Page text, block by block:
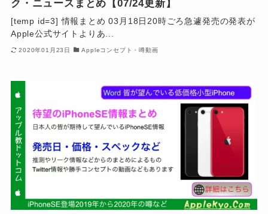
ク・ニュースまとめ【07/24更新】
[temp id=3] 情報まとめ 03月18日20時ごろ急遽発売の発表が
Apple公式サイトよりあ...
2020年01月23日 Appleコンセプト・噂動画